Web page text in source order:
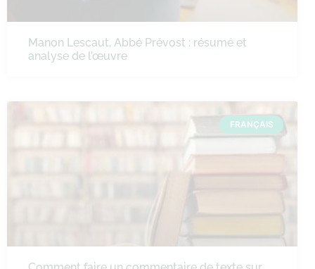
Manon Lescaut, Abbé Prévost : résumé et
analyse de l’œuvre
FRANÇAIS